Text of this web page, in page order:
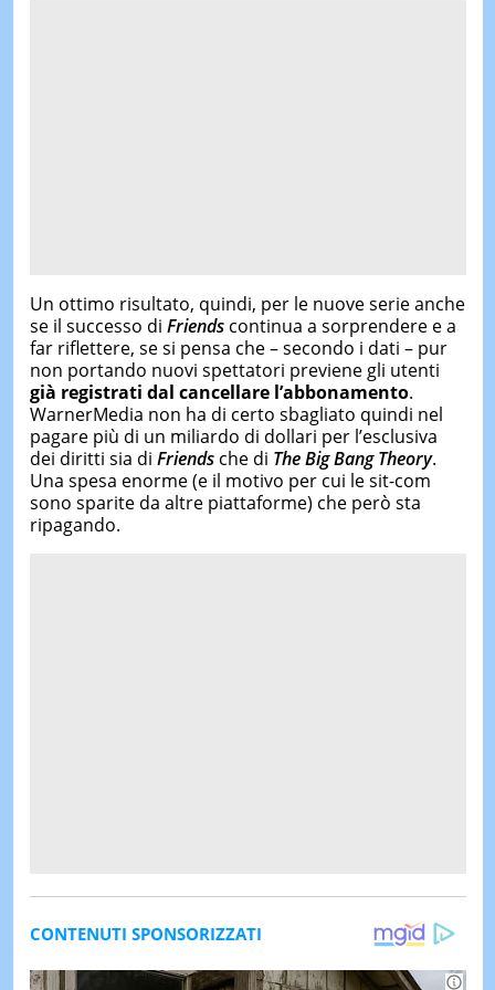
Un ottimo risultato, quindi, per le nuove serie anche
se il successo di Friendscontinua a sorprendere e a
far riflettere, se si pensa che – secondo i dati – pur
non portando nuovi spettatori previene gli utenti
già registrati dal cancellare l’abbonamento.
WarnerMedia non ha di certo sbagliato quindi nel
pagare più di un miliardo di dollari per l’esclusiva
dei diritti sia di Friendsche di The Big Bang Theory.
Una spesa enorme (e il motivo per cui le sit-com
sono sparite da altre piattaforme) che però sta
ripagando.